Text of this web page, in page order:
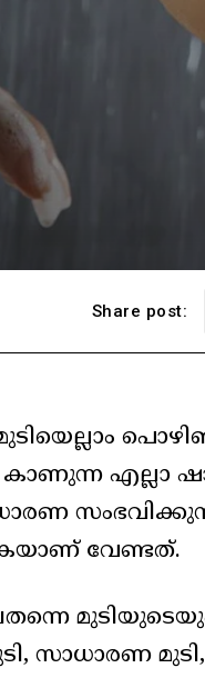
Share post:
എല്ലാ
വേണ്ടത്.
സാധാരണ മുടി,